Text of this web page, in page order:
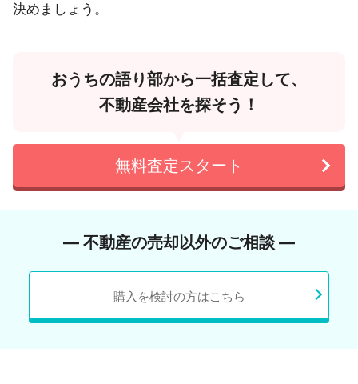
決めましょう。
おうちの語り部から一括査定して、
不動産会社を探そう！
無料査定スタート
― 不動産の売却以外のご相談 ―
購入を検討の方はこちら